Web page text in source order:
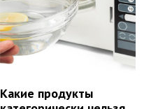
Какие продукты